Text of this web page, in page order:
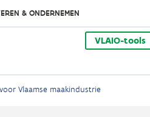
& ONDERNEMEN
VLAIO-tools
Vlaamse maakindustrie